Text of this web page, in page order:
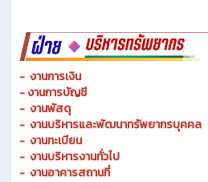
- งานการเงิน
-งานการบัญชี
- งานพัสดุ
- งานบริหารและพัฒนาทรัพยากรบุคคล
- งานทะเบียน
- งานบริหารงานทั่วไป
- งานอาคารสถานที่